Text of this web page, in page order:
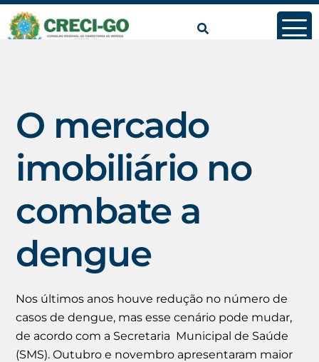
conteúdo
O mercado
imobiliário no
combate a
dengue
Nos últimos anos houve redução no número de
casos de dengue, mas esse cenário pode mudar,
de acordo com a Secretaria Municipal de Saúde
(SMS). Outubro e novembro apresentaram maior